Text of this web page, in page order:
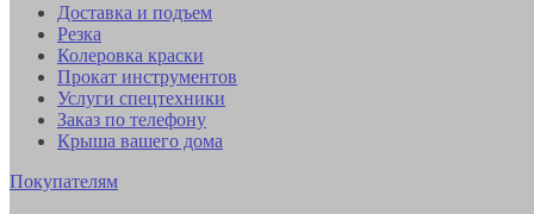
Доставка и подъем
Резка
Колеровка краски
Прокат инструментов
Услуги спецтехники
Заказ по телефону
Крыша вашего дома
Покупателям